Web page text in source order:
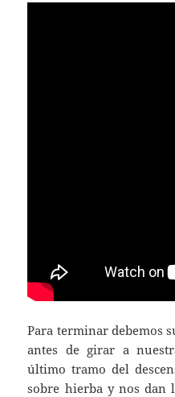
Para terminar debemos
antes de girar a
último tramo del
sobre hierba y nos dan